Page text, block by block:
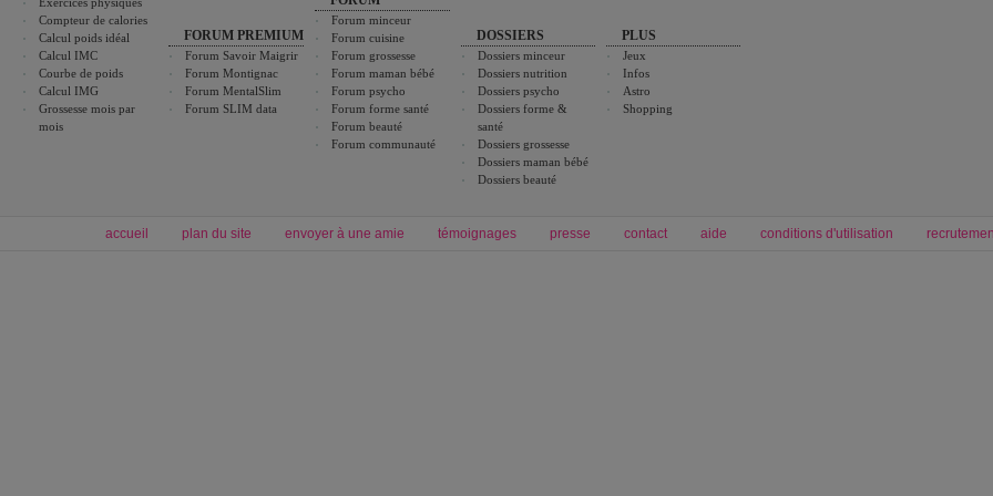
Compteur de calories
Calcul poids idéal
Calcul IMC
Courbe de poids
Calcul IMG
Grossesse mois par
mois
FORUM PREMIUM
Forum Savoir Maigrir
Forum Montignac
Forum MentalSlim
Forum SLIM data
Forum minceur
Forum cuisine
Forum grossesse
Forum maman bébé
Forum psycho
Forum forme santé
Forum beauté
Forum communauté
DOSSIERS
Dossiers minceur
Dossiers nutrition
Dossiers psycho
Dossiers forme &
santé
Dossiers grossesse
Dossiers maman bébé
Dossiers beauté
PLUS
Jeux
Infos
Astro
Shopping
accueil plan du site envoyer à une amie témoignages presse contact aide conditions d'utilisation